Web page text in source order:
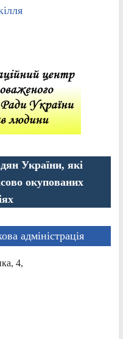
України, які
окупованих
адміністрація
4,